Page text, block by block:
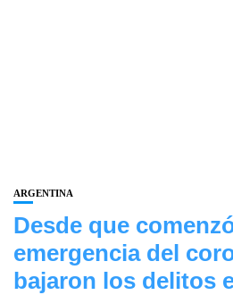
ARGENTINA
Desde que
emergencia del
bajaron los delitos